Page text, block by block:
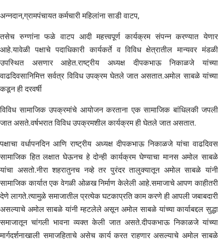
अन्नदान,ग्रामपंचायत कर्मचारी महिलांना साडी वाटप,
तसेच रुग्णांना फळे वाटप आदी महत्त्वपूर्ण कार्यक्रम संपन्न करण्यात येणार
आहे.यावेळी पक्षाचे पदाधिकारी कार्यकर्ते व विविध क्षेत्रातील मान्यवर मंडळी
उपस्थित असणार आहेत.राष्ट्रीय अध्यक्ष दीपकभाऊ निकाळजे यांच्या
वाढदिवसानिमित्त सर्वत्र विविध उपक्रम घेतले जात असतात.अमोल साबळे यांच्या
कडून ही दरवर्षी
विविध सामाजिक उपक्रमांचे आयोजन करताना एक सामाजिक बांधिलकी जपली
जात असते.वर्षभरात विविध उपक्रमशील कार्यक्रम ही घेतले जात असतात.
पक्षाचा वर्धापनदिन आणि राष्ट्रीय अध्यक्ष दीपकभाऊ निकाळजे यांचा वाढदिवस
सामाजिक हित लक्षात घेऊनच हे दोन्ही कार्यक्रम घेण्याचा मानस अमोल साबळे
यांचा असतो.नीरा शहरातुनच नव्हे तर पुरंदर तालुक्यातून अमोल साबळे यांनी
सामाजिक कार्यात एक वेगळी ओळख निर्माण केलेली आहे.समाजाचे आपण काहीतरी
देणे लागते.त्यामुळे समाजातील प्रत्येक घटकाप्रति काम करणे ही आपली जबाबदारी
असल्याचे अमोल साबळे यांनी म्हटलेले असून अमोल साबळे यांच्या कार्याबद्दल सुद्धा
समाजातून चांगली भावना व्यक्त केली जात असते.दीपकभाऊ निकाळजे यांच्या
मार्गदर्शनाखाली समाजहिताचे असेच कार्य करत राहणार असल्याचे अमोल साबळे